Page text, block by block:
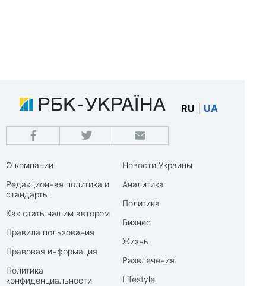
RU UA
О компании
Редакционная политика и
стандарты
Как стать нашим автором
Правила пользования
Правовая информация
Политика
конфиденциальности
Новости Украины
Аналитика
Политика
Бизнес
Жизнь
Развлечения
Lifestyle